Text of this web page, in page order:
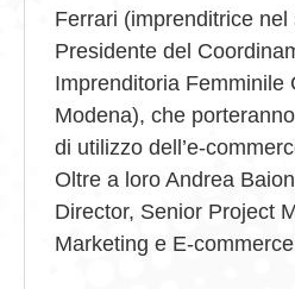
Ferrari (imprenditrice
Presidente del
Imprenditoria Femminile
Modena), che
di utilizzo dell’e-
Oltre a loro Andrea
Director, Senior Project
Marketing e E-